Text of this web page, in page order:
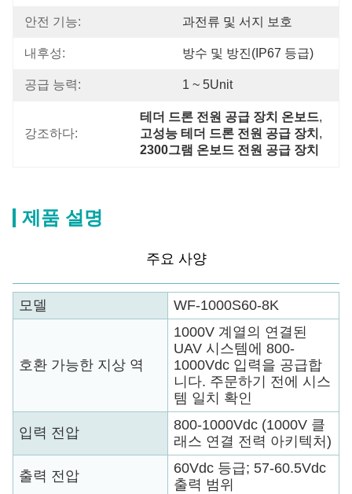
안전 기능: 과전류 및 서지 보호
내후성: 방수 및 방진(IP67 등급)
공급 능력: 1 ~ 5Unit
강조하다:
테더 드론 전원 공급 장치 온보드,
고성능 테더 드론 전원 공급 장치 ,
2300그램 온보드 전원 공급 장치
제품 설명
주요 사양
모델 WF-1000S60-8K
호환 가능한 지상 역
1000V 계열의 연결된
UAV 시스템에 800-
1000Vdc 입력을 공급합
니다. 주문하기 전에 시스
템 일치 확인
입력 전압
800-1000Vdc (1000V 클
래스 연결 전력 아키텍처)
출력 전압
60Vdc 등급; 57-60.5Vdc
출력 범위